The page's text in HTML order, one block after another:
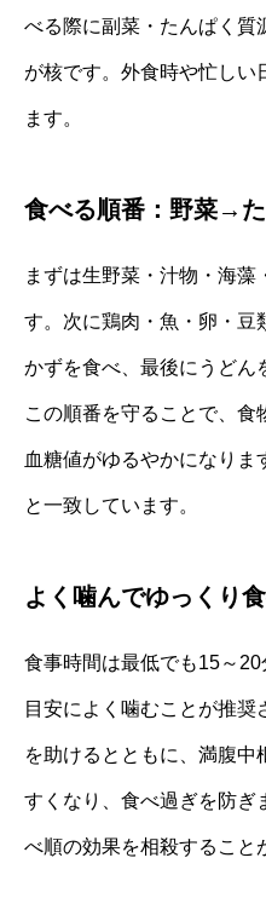
べる際に副菜・たんぱく質
が核です。外食時や忙しい
ます。
食べる順番：野菜→
まずは生野菜・汁物・海藻
す。次に鶏肉・魚・卵・豆
かずを食べ、最後にうどん
この順番を守ることで、
血糖値がゆるやかになり
と一致しています。
よく噛んでゆっくり
食事時間は最低でも15～
目安によく噛むことが推奨
を助けるとともに、満腹
すくなり、食べ過ぎを防ぎ
べ順の効果を相殺すること